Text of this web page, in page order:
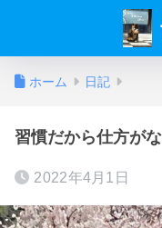
ホーム 日記
習慣だから仕方が
2022年4月1日